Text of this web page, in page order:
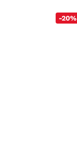
-20%